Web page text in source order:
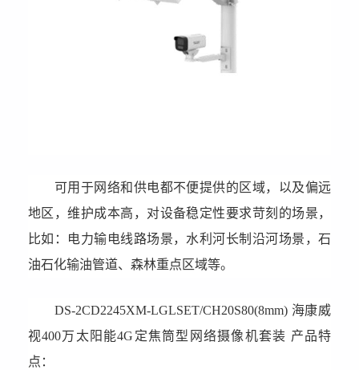
可用于网络和供电都不便提供的区域，以及偏远
地区，维护成本高，对设备稳定性要求苛刻的场景，
比如：电力输电线路场景，水利河长制沿河场景，石
油石化输油管道、森林重点区域等。
DS-2CD2245XM-LGLSET/CH20S80(8mm) 海康威
视400万太阳能4G定焦筒型网络摄像机套装 产品特
点：